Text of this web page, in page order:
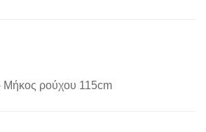
Μήκος ρούχου 115cm